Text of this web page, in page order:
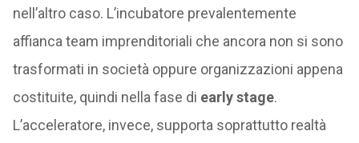
nell’altro caso. L’incubatore prevalentemente
affianca team imprenditoriali che ancora non si sono
trasformati in società oppure organizzazioni appena
costituite, quindi nella fase di early stage.
L’acceleratore, invece, supporta soprattutto realtà